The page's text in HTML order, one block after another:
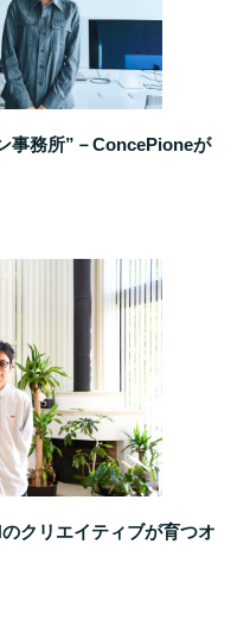
事務所”－ConcePioneが
クリエイティブが育つオ